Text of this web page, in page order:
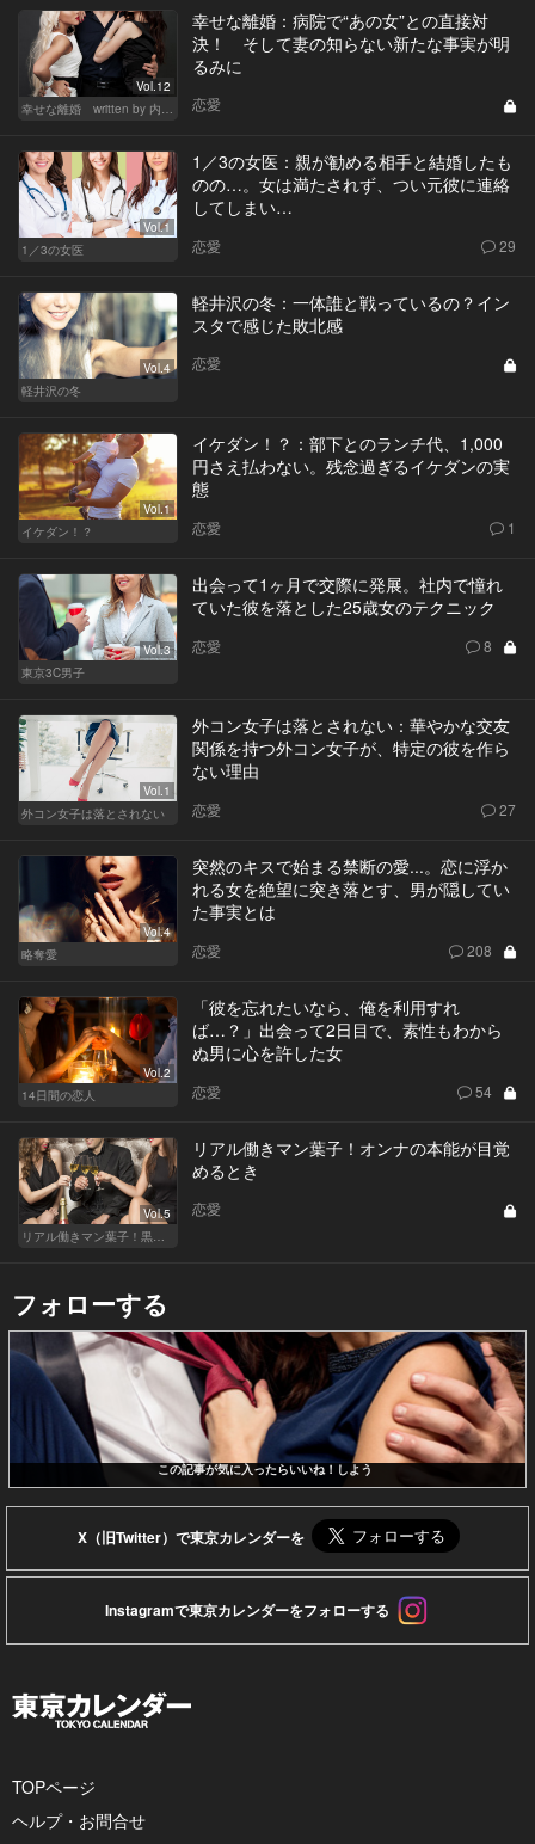
Vol.12
幸せな離婚：病院で“あの女”との直接対
決！ そして妻の知らない新たな事実が明
るみに
恋愛
Vol.1
1／3の女医
1／3の女医：親が勧める相手と結婚したも
のの…。女は満たされず、つい元彼に連絡
してしまい…
恋愛 29
Vol.4
軽井沢の冬
軽井沢の冬：一体誰と戦っているの？イン
スタで感じた敗北感
恋愛
Vol.1
イケダン！？
イケダン！？：部下とのランチ代、1,000
円さえ払わない。残念過ぎるイケダンの実
態
恋愛 1
Vol.3
東京3C男子
出会って1ヶ月で交際に発展。社内で憧れ
ていた彼を落とした25歳女のテクニック
恋愛 8
Vol.1
外コン女子は落とされない
外コン女子は落とされない：華やかな交友
関係を持つ外コン女子が、特定の彼を作ら
ない理由
恋愛 27
Vol.4
略奪愛
突然のキスで始まる禁断の愛...。恋に浮か
れる女を絶望に突き落とす、男が隠してい
た事実とは
恋愛 208
Vol.2
14日間の恋人
「彼を忘れたいなら、俺を利用すれ
ば…？」出会って2日目で、素性もわから
ぬ男に心を許した女
恋愛 54
Vol.5
リアル働きマン葉子！オンナの本能が目覚
めるとき
恋愛
フォローする
この記事が気に入ったらいいね！しよう
X（旧Twitter）で東京カレンダーを
Instagramで東京カレンダーをフォローする
TOPページ
ヘルプ・お問合せ